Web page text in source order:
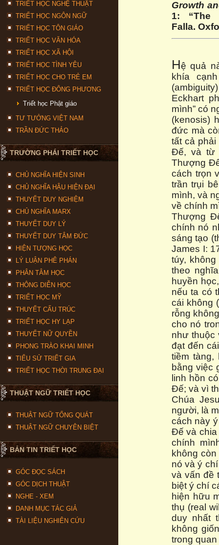
TRIẾT HỌC NGHỆ THUẬT
TRIẾT HỌC NGÔN NGỮ
TRIẾT HỌC TÔN GIÁO
TRIẾT HỌC VĂN HÓA
TRIẾT HỌC XÃ HỘI
TRIẾT HỌC TÌNH YÊU
TRIẾT HỌC CHO TRẺ EM
TRIẾT HỌC ĐÔNG PHƯƠNG
Triết học Phật giáo
TƯ TƯỞNG VIỆT NAM
TRẦN ĐỨC THẢO
TRƯỜNG PHÁI TRIẾT HỌC
CHỦ NGHĨA HIỆN SINH
CHỦ NGHĨA HẬU HIỆN ĐẠI
THUYẾT DUY NGHIỆM
CHỦ NGHĨA MARX
THUYẾT DUY LÝ
THUYẾT DUY TÂM ĐỨC
HIỆN TƯỢNG HỌC
LÝ LUẬN PHÊ PHÁN
PHÂN TÂM HỌC
THÔNG DIỄN HỌC
TRIẾT HỌC MỸ
THUYẾT CẤU TRÚC
TRIẾT HỌC HY LẠP
THUYẾT NỮ QUYỀN
PHONG TRÀO KHAI MINH
TIỂU SỬ TRIẾT GIA
TRIẾT HỌC THỜI TRUNG ĐẠI
THUẬT NGỮ TRIẾT HỌC
THUẬT NGỮ TỔNG QUÁT
THUẬT NGỮ CHUYÊN BIỆT
BẢN TIN TRIẾT HỌC
GÓC ĐỌC SÁCH
GÓC DỊCH THUẬT
NGHE - XEM
DANH MỤC TÁC GIẢ
TÀI LIỆU NGHIÊN CỨU
Growth
1: “The
Falla.
Hệ quả
khía
Eckhart
mình” có
(kenosis)
đức mà
tất cả
Đế, và từ
Thượng
cách trọn
trần trụi
mình, và
về chính
Thượng
chính nó
sáng tạo
James I:
túy,
theo
huyền
nếu ta có
cái không
rỗng
cho nó
như thuộc
đạt đến
tiềm
bằng việc
linh hồn
Đế; và vì
Chúa
người, là
cách này
Đế và chia
chính
không
nó và ý
và vấn đề
biệt ý chí
hiện hữu
thụ (real
duy nhất
không
trong